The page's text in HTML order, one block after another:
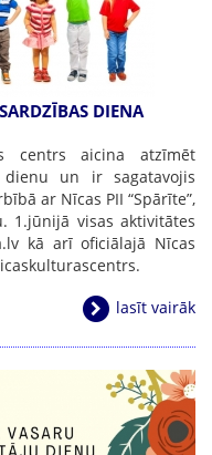
DIENA
centrs aicina atzīmēt
dienu un ir sagatavojis
ar Nīcas PII “Spārīte”,
1.jūnijā visas aktivitātes
kā arī oficiālajā Nīcas
lasīt vairāk